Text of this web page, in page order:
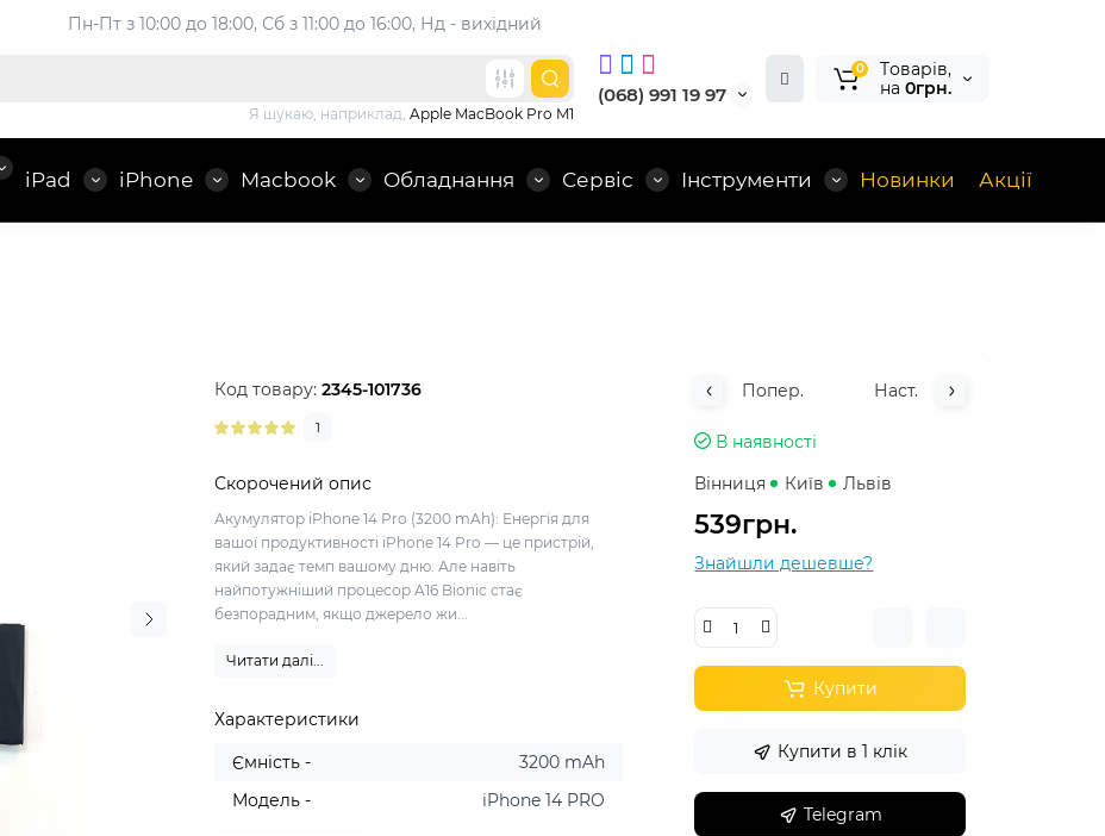
Пн-Пт з 10:00 до 18:00, Сб з 11:00 до 16:00, Нд - вихідний
(068) 991 19 97
Я шукаю, наприклад, Apple MacBook Pro M1
0
Tоварів,
на 0грн.
iPad iPhone Macbook Обладнання Сервіс Інструменти Новинки Акції
Код товару:2345-101736
1
Скорочений опис
Акумулятор iPhone 14 Pro (3200 mAh): Енергія для
вашої продуктивності iPhone 14 Pro — це пристрій,
який задає темп вашому дню. Але навіть
найпотужніший процесор A16 Bionic стає
безпорадним, якщо джерело жи...
Читати далі...
Характеристики
Ємність -
3200 mAh
Модель -
iPhone 14 PRO
Попер. Наст.
В наявності
Вінниця
Київ Львів
539грн.
Знайшли дешевше?
Купити
Купити в 1 клік
Telegram